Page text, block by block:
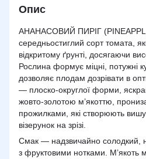
Опис
АНАНАСОВИЙ ПИРІГ
середньостиглий сорт томата,
відкритому ґрунті, досягаючи
Рослина формує міцні, потужні
дозволяє плодам дозрівати в
— плоско-округлої форми,
жовто-золотою м’якоттю,
прожилками, які створюють
візерунок на зрізі.
Смак — надзвичайно солодкий,
з фруктовими нотками. М’якоть